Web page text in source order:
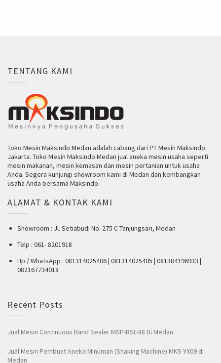
TENTANG KAMI
Toko Mesin Maksindo Medan adalah cabang dari PT Mesin Maksindo
Jakarta. Toko Mesin Maksindo Medan jual aneka mesin usaha seperti
mesin makanan, mesin kemasan dan mesin pertanian untuk usaha
Anda. Segera kunjungi showroom kami di Medan dan kembangkan
usaha Anda bersama Maksindo.
ALAMAT & KONTAK KAMI
Showroom : Jl. Setiabudi No. 275 C Tanjungsari, Medan
Telp : 061- 8201918
Hp / WhatsApp : 081314025406 | 081314025405 | 081384196933 |
082167734018
Recent Posts
Jual Mesin Continuous Band Sealer MSP-BSL-88 Di Medan
Jual Mesin Pembuat Aneka Minuman (Shaking Machine) MKS-YX09 di
Medan